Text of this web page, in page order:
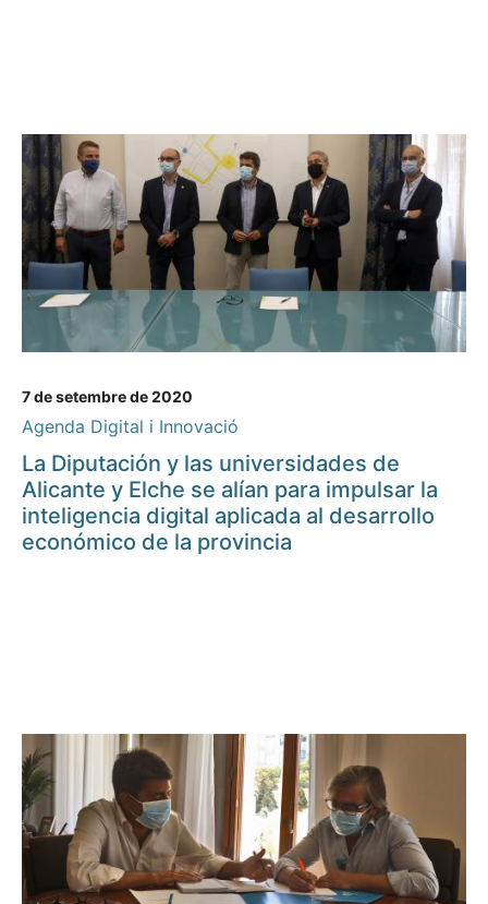
7 de setembre de 2020
Agenda Digital i Innovació
La Diputación y las universidades de
Alicante y Elche se alían para impulsar la
inteligencia digital aplicada al desarrollo
económico de la provincia